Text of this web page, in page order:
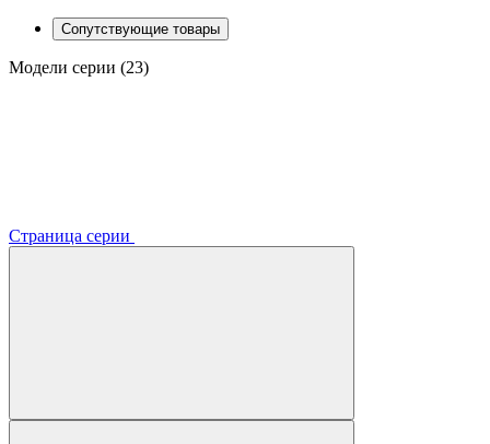
Сопутствующие товары
Модели серии (23)
Страница серии